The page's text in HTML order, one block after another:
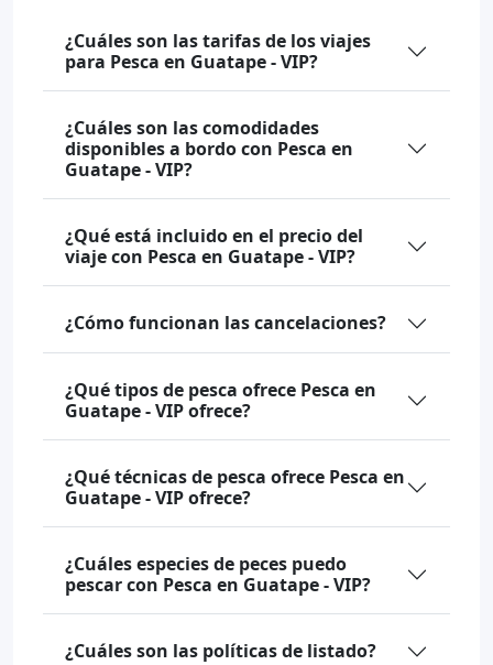
¿Cuáles son las tarifas de los viajes
para Pesca en Guatape - VIP?
¿Cuáles son las comodidades
disponibles a bordo con Pesca en
Guatape - VIP?
¿Qué está incluido en el precio del
viaje con Pesca en Guatape - VIP?
¿Cómo funcionan las cancelaciones?
¿Qué tipos de pesca ofrece Pesca en
Guatape - VIP ofrece?
¿Qué técnicas de pesca ofrece Pesca en
Guatape - VIP ofrece?
¿Cuáles especies de peces puedo
pescar con Pesca en Guatape - VIP?
¿Cuáles son las políticas de listado?